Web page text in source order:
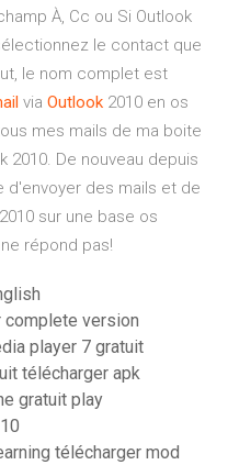
À, Cc ou Si Outlook
le contact que
le nom complet est
via Outlook 2010 en os
mes mails de ma boite
2010. De nouveau depuis
d'envoyer des mails et de
sur une base os
répond pas!
version
player 7 gratuit
télécharger apk
gratuit play
télécharger mod